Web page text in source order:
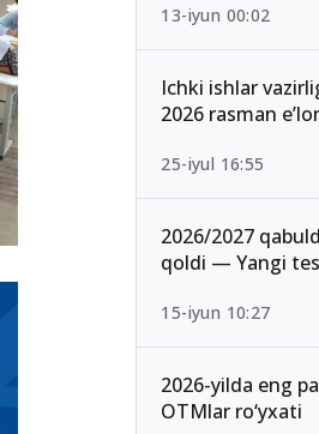
13-iyun 00:02
Ichki ishlar
2026 rasman
25-iyul 16:55
2026/2027
qoldi — Yangi
15-iyun 10:27
2026-yilda eng
OTMlar ro‘yxati